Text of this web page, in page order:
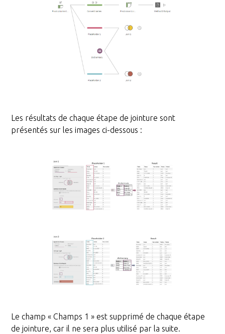
Les résultats de chaque étape de jointure sont
présentés sur les images ci-dessous :
Le champ « Champs 1 » est supprimé de chaque étape
de jointure, car il ne sera plus utilisé par la suite.